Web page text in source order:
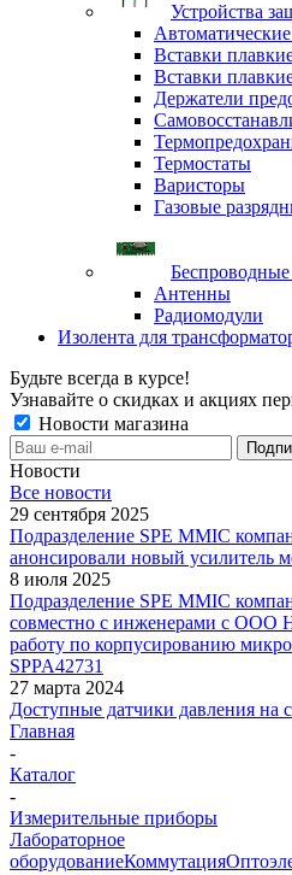
Устройства
Вставки
Вставки
Держатели
Термостаты
Варисторы
Газовые
Антенны
Радиомодули
Изолента для
Будьте всегда в курсе!
Узнавайте о скидках и акциях
Новости магазина
Новости
Все новости
29 сентября 2025
Подразделение SPE MMIC
анонсировали новый усилитель
8 июля 2025
Подразделение SPE MMIC
совместно с инженерами с
работу по корпусированию
SPPA42731
27 марта 2024
Доступные датчики давления на
Главная
-
Каталог
-
Измерительные приборы
Лабораторное
оборудованиеКоммутация